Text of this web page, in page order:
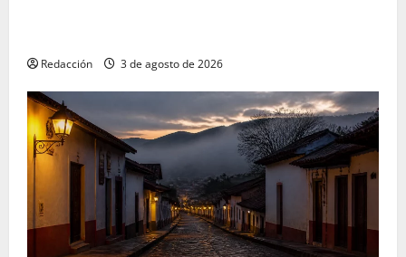
Redacción 3 de agosto de 2026